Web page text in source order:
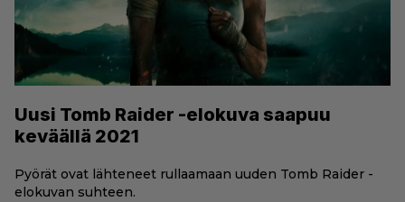
Uusi Tomb Raider -elokuva saapuu
keväällä 2021
Pyörät ovat lähteneet rullaamaan uuden Tomb Raider -
elokuvan suhteen.